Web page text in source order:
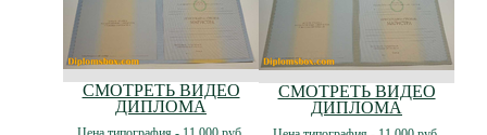
СМОТРЕТЬ ВИДЕО
ДИПЛОМА
СМОТРЕТЬ ВИДЕО
ДИПЛОМА